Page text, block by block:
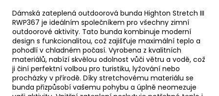
Dámská zateplená outdoorová bunda Highton Stretch III
RWP367 je ideálním společníkem pro všechny zimní
outdoorové aktivity. Tato bunda kombinuje moderní
design s funkcionalitou, což zajišťuje maximální teplo a
pohodlí v chladném počasí. Vyrobena z kvalitních
materiálů, nabízí skvělou odolnost vůči větru a vodě, což
ji činí perfektní volbou pro turistiku, lyžování nebo
procházky v přírodě. Díky stretchovému materiálu se
bunda přizpůsobí vašemu pohybu a úplně neomezuje